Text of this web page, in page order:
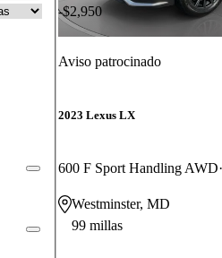
-$2,950
Aviso patrocinado
2023 Lexus LX
600 F Sport Handling AWD
Westminster, MD
99 millas